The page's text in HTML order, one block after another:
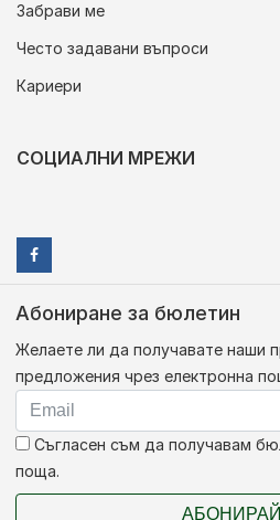
Забрави ме
Често задавани въпроси
Кариери
СОЦИАЛНИ МРЕЖИ
Абониране за бюлетин
Желаете ли да получавате наши
предложения чрез електронна
Съгласен съм да получавам
поща.